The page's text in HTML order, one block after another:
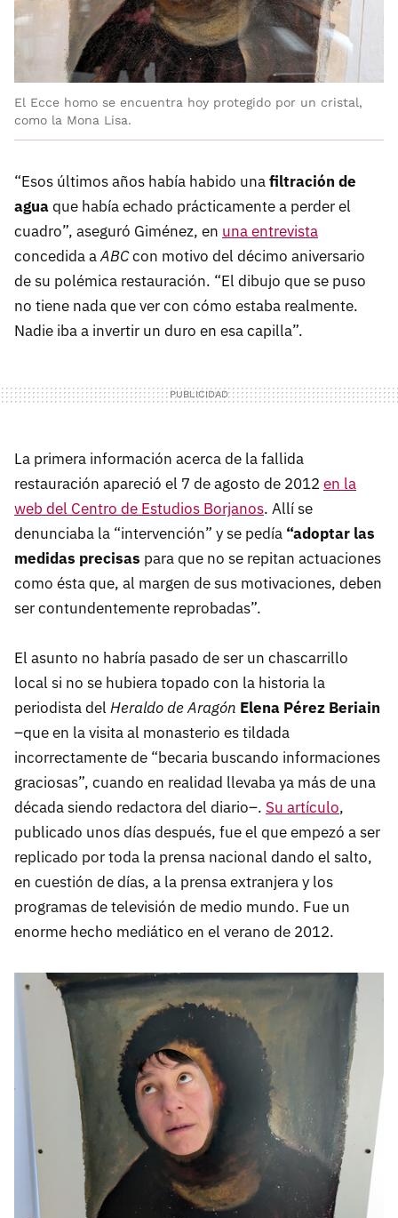
El Ecce homo se encuentra hoy protegido por un cristal,
como la Mona Lisa.
“Esos últimos años había habido unafiltración de
aguaque había echado prácticamente a perder el
cuadro”, aseguró Giménez, en una entrevista
concedida aABCcon motivo del décimo aniversario
de su polémica restauración. “El dibujo que se puso
no tiene nada que ver con cómo estaba realmente.
Nadie iba a invertir un duro en esa capilla”.
La primera información acerca de la fallida
restauración apareció el 7 de agosto de 2012 en la
web del Centro de Estudios Borjanos. Allí se
denunciaba la “intervención” y se pedía “adoptar las
medidas precisas para que no se repitan actuaciones
como ésta que, al margen de sus motivaciones, deben
ser contundentemente reprobadas”.
El asunto no habría pasado de ser un chascarrillo
local si no se hubiera topado con la historia la
periodista del Heraldo de Aragón Elena Pérez Beriain
–que en la visita al monasterio es tildada
incorrectamente de “becaria buscando informaciones
graciosas”, cuando en realidad llevaba ya más de una
década siendo redactora del diario–. Su artículo,
publicado unos días después, fue el que empezó a ser
replicado por toda la prensa nacional dando el salto,
en cuestión de días, a la prensa extranjera y los
programas de televisión de medio mundo. Fue un
enorme hecho mediático en el verano de 2012.